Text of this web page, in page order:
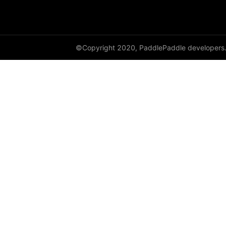
©Copyright 2020, PaddlePaddle developers.